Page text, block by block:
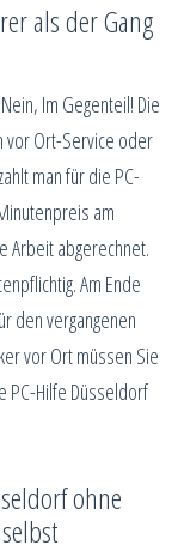
als der Gang
Im Gegenteil! Die
vor Ort-Service oder
man für die PC-
am
Arbeit abgerechnet.
Am Ende
den vergangenen
vor Ort müssen Sie
PC-Hilfe Düsseldorf
ohne